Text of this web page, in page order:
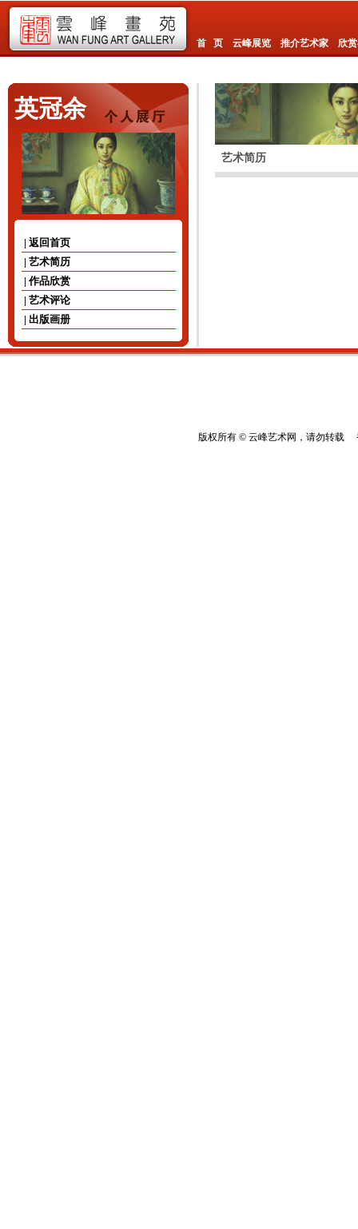
首 页 云峰展览 推介艺术家 欣
英冠余
| 返回首页
| 艺术简历
| 作品欣赏
| 艺术评论
| 出版画册
艺术简历
版权所有 © 云峰艺术网，请勿转载